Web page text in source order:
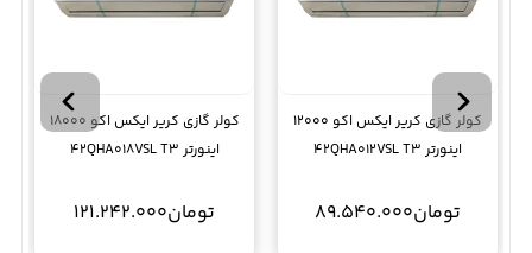
کولر گازی کریر ایکس اکو 12000
اینورتر 42QHA012VSL T3
تومان89.540.000
کولر گازی کریر ایکس اکو 18000
اینورتر 42QHA018VSL T3
تومان121.242.000